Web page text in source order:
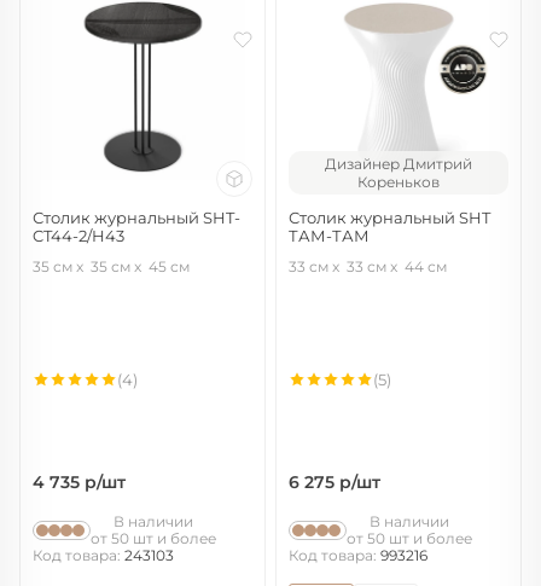
Столик журнальный SHT-
CT44-2/H43
35 см 35 см 45 см
4 735 р/шт
(4)
В наличии
от 50 шт и более
Код товара: 243103
Дизайнер Дмитрий
Кореньков
Столик журнальный SHT
ТАМ-ТАМ
33 см 33 см 44 см
6 275 р/шт
(5)
В наличии
от 50 шт и более
Код товара: 993216